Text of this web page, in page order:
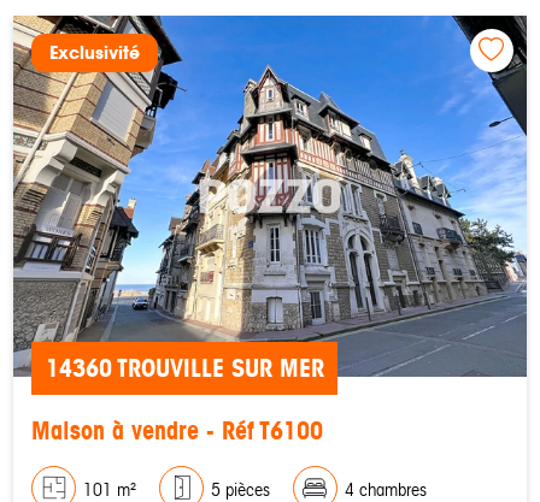
Exclusivité
14360 TROUVILLE SUR MER
Maison à vendre - Réf T6100
101 m² 5 pièces 4 chambres